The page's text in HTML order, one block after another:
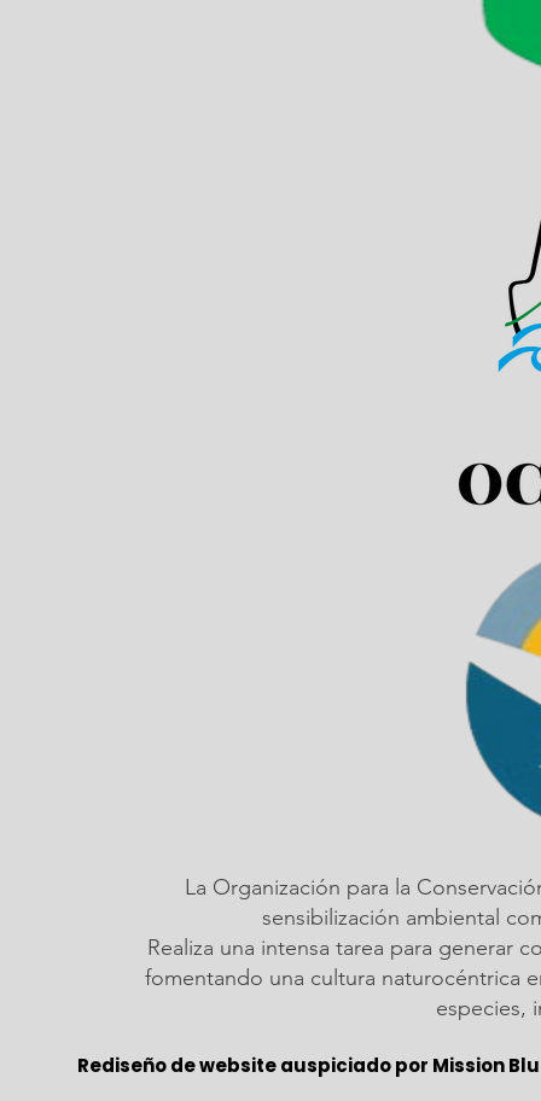
La Organización para la
sensibilización ambiental
Realiza una intensa tarea para generar
fomentando una cultura naturocéntrica
especies,
Rediseño de website auspiciado por Mission